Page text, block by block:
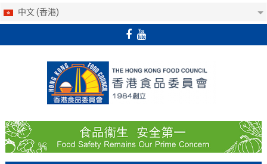
中文 (香港)